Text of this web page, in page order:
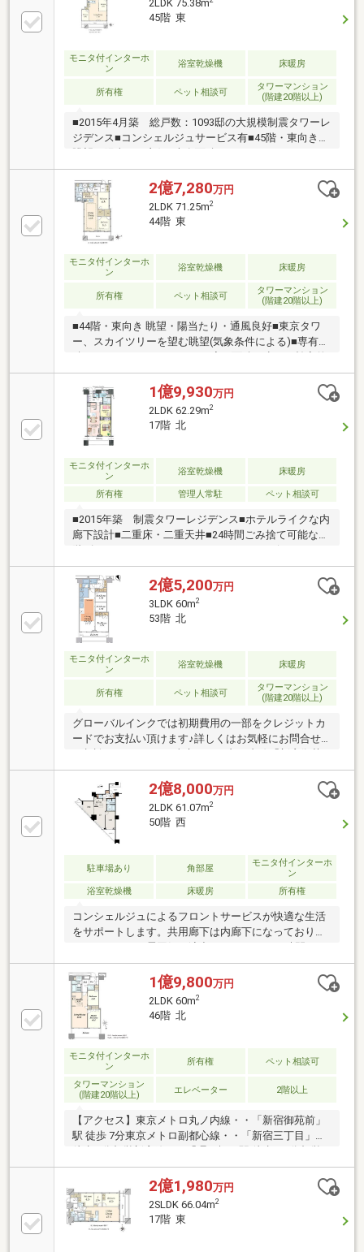
豊富な洗面化粧台■収納豊富：洋室の収納は奥行も広
く収納力が高いです■タンクレストイレ：手洗いボウ
も空気が新鮮：24時間換気システム
2LDK 75.38m
45階 東
モニタ付インターホ
ン
浴室乾燥機 床暖房
所有権 ペット相談可
タワーマンション
(階建20階以上)
■2015年4月築 総戸数：1093邸の大規模制震タワーレ
ジデンス■コンシェルジュサービス有■45階・東向き
WIC＋SIC＋S■約7.8mのワイドスパン設計■標準
3LDK⇒2LDKへ間取り変更■広々とした約17帖のリビン
グ・ダイニング■廊下面積が少ない効率的な間取り■プ
ライバシーに配慮したクランクイン玄関■遮音性能に
優れ、断熱効果の高い複層ガラス■足元から部屋全体
を暖めるTES式温水床暖房■明るい光を取り込むハイ
サッシ
2億7,280万円
2LDK 71.25m2
44階 東
モニタ付インターホ
ン
浴室乾燥機 床暖房
所有権 ペット相談可
タワーマンション
(階建20階以上)
■44階・東向き 眺望・陽当たり・通風良好■東京タワ
ー、スカイツリーを望む眺望(気象条件による)■専有面
な間取り■住戸内フラット設計■プライバシーに配慮し
たクランクイン玄関■空間をすっきり見せる天井カセ
ット型エアコン■遮音性能に優れ、断熱効果の高い複
層ガラス■足元から部屋全体を暖めるTES式温水床暖
房■明るい光を取り込むハイサッシ■リビングダイニン
グを見渡せるカウンターキッチン (ディスポーザー、
浄水器、食洗機)
1億9,930万円
2LDK 62.29m2
17階 北
モニタ付インターホ
ン
浴室乾燥機 床暖房
所有権 管理人常駐 ペット相談可
■2015年築 制震タワーレジデンス■ホテルライクな内
廊下設計■二重床・二重天井■24時間ごみ捨て可能な各
飼育可能（細則有）■充実した共用部 パーティーラ
ウンジ、アッパーラウンジ、ゲストルーム、スカイラ
ウンジ サウナ、マルチラウンジ、防音ルーム、フィ
ットネスルーム ブックラウンジ、ブックカフェ、キ
ッズルーム、クリエイティブラウンジ バルコニーラ
ウンジ 等□17階部分 眺望良好□作業スペースが広く
人気のL字キッチン□廊下面積が少ない効率的な間取り
□ディスポーザー有□足元から部屋全体を温める温水式
床暖房有
2億5,200万円
3LDK 60m2
53階 北
モニタ付インターホ
ン
浴室乾燥機 床暖房
所有権 ペット相談可
タワーマンション
(階建20階以上)
グローバルインクでは初期費用の一部をクレジットカ
ードでお支払い頂けます♪詳しくはお気軽にお問合せ
前」駅徒歩5分です。■53階部分・高層階プレミアム住
戸！リビング床暖房付き！冬場も足元暖かく快適で
す。■全居室収納付きですっきりとした暮らしを実現
できます。■マンション敷地内にスーパー・コンビニ
ありなので、整った生活環境が整っております。■ラ
ウンジ・フィットネスなど充実の共用施設。ペット飼
育可！大切なペットと暮らせます。【無料】お車送迎
2億8,000万円
2LDK 61.07m2
50階 西
駐車場あり 角部屋
モニタ付インターホ
ン
浴室乾燥機
床暖房 所有権
コンシェルジュによるフロントサービスが快適な生活
をサポートします。共用廊下は内廊下になっており、
ュリティシステムと24時間有人管理で、安心の防犯体
制です。各階ゴミ置き場があり、日常のゴミ出しが便
利です。敷地内にスーパー「ヨークフーズ」がありま
す。共有施設一覧（一部有償）44階：パーティーラウ
ンジ・アッパーラウンジ43階：ゲストルーム・スカイ
ラウンジ3階：マルチラウンジ・防音ルーム2階：リラ
クゼーションルーム・フィットネス・ゲストルーム1
階：ブックラウンジ・ブックカフェ・ママズラウン
ジ・キッズラウンジ・グリーンカフェ
1億9,800万円
2LDK 60m2
46階 北
モニタ付インターホ
ン
所有権 ペット相談可
タワーマンション
(階建20階以上)
エレベーター 2階以上
【アクセス】東京メトロ丸ノ内線・・「新宿御苑前」
駅 徒歩 7分東京メトロ副都心線・・「新宿三丁目」駅
大江戸線・・「若松河田」駅 徒歩 12 分 【おすすめ
ポイント】■2015年4月築 大規模制震タワーレジデン
ス■ホテルライクな内廊下設計■コンシェルジュサービ
ス有■充実したセキュリティシステム■自転車レンタル
サービス（17台）有■宅配ボックス有■大切なペットと
2億1,980万円
2SLDK 66.04m2
17階 東